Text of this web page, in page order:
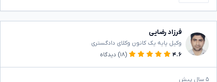
فرزاد رضایی
وکیل پایه یک کانون وکلای دادگستری
۴.۶
(۱۸) دیدگاه
۵ سال پیش